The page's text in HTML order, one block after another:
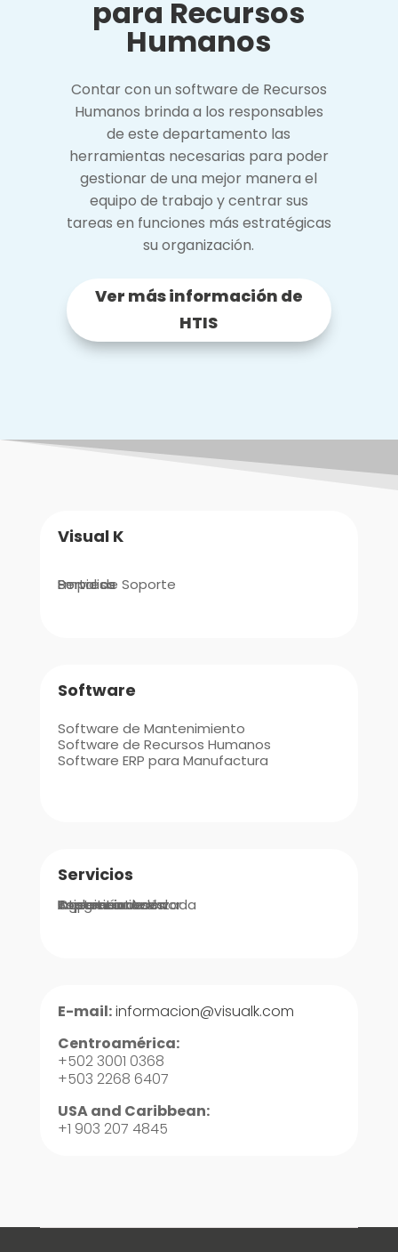
para Recursos
Humanos
Contar con un software de Recursos
Humanos brinda a los responsables
de este departamento las
herramientas necesarias para poder
gestionar de una mejor manera el
equipo de trabajo y centrar sus
tareas en funciones más estratégicas
su organización.
Ver más información de
HTIS
Visual K
Empresa
Portal de Soporte
Servicios
Software
Software de Mantenimiento
Software de Recursos Humanos
Software ERP para Manufactura
Servicios
Integraciones
Implementación
Ingeniería de Valor
Asistencia Avanzada
Soporte
Capacitaciones
E-mail:informacion@visualk.com
Centroamérica:
+502 3001 0368
+503 2268 6407
USA and Caribbean:
+1 903 207 4845